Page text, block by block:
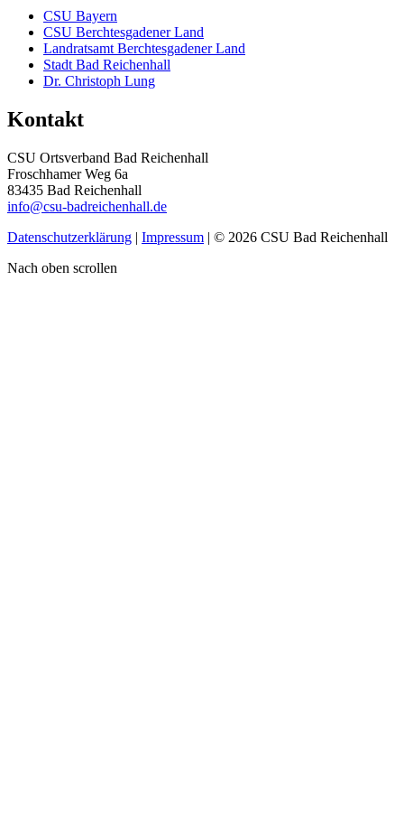
CSU Bayern
CSU Berchtesgadener Land
Landratsamt Berchtesgadener Land
Stadt Bad Reichenhall
Dr. Christoph Lung
Kontakt
CSU Ortsverband Bad Reichenhall
Froschhamer Weg 6a
83435 Bad Reichenhall
info@csu-badreichenhall.de
Datenschutzerklärung | Impressum | © 2026 CSU Bad Reichenhall
Nach oben scrollen